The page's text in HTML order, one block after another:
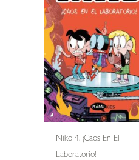
Niko 4. ¡caos En El
Laboratorio!